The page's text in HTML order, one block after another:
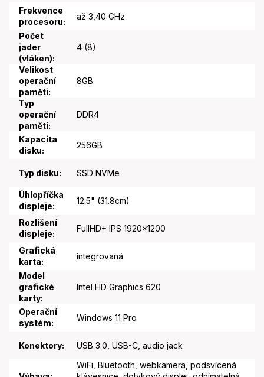
Frekvence
procesoru:
až 3,40 GHz
Počet
jader
(vláken):
4 (8)
Velikost
operační
paměti:
8GB
Typ
operační
paměti:
DDR4
Kapacita
disku:
256GB
Typ disku: SSD NVMe
Úhlopříčka
displeje:
12.5" (31.8cm)
Rozlišení
displeje:
FullHD+ IPS 1920x1200
Grafická
karta:
integrovaná
Model
grafické
karty:
Intel HD Graphics 620
Operační
systém:
Windows 11 Pro
Konektory: USB 3.0, USB-C, audio jack
WiFi, Bluetooth, webkamera, podsvícená